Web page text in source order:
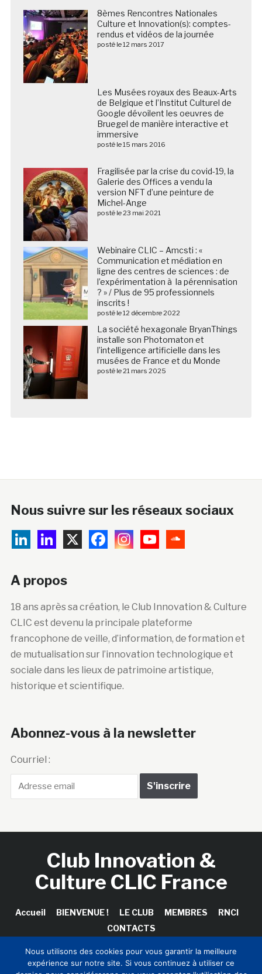
8èmes Rencontres Nationales
Culture et Innovation(s): comptes-
rendus et vidéos de la journée
posté le 12 mars 2017
Les Musées royaux des Beaux-Arts
de Belgique et l’Institut Culturel de
Google dévoilent les oeuvres de
Bruegel de manière interactive et
immersive
posté le 15 mars 2016
Fragilisée par la crise du covid-19, la
Galerie des Offices a vendu la
version NFT d’une peinture de
Michel-Ange
posté le 23 mai 2021
Webinaire CLIC – Amcsti : «
Communication et médiation en
ligne des centres de sciences : de
l’expérimentation à la pérennisation
? » / Plus de 95 professionnels
inscrits !
posté le 12 décembre 2022
La société hexagonale BryanThings
installe son Photomaton et
l’intelligence artificielle dans les
musées de France et du Monde
posté le 21 mars 2025
Nous suivre sur les réseaux sociaux
A propos
18 ans après sa création, le Club Innovation & Culture
CLIC est devenu la principale plateforme
francophone de veille, d’information, de formation et
de mutualisation sur l’innovation technologique et
sociale dans les lieux de patrimoine artistique,
historique et scientifique.
Abonnez-vous à la newsletter
Courriel :
Club Innovation &
Culture CLIC France
Accueil BIENVENUE ! LE CLUB MEMBRES
RNCI
CONTACTS
Nous utilisons des cookies pour vous garantir la meilleure
expérience sur notre site. Si vous continuez à utiliser ce